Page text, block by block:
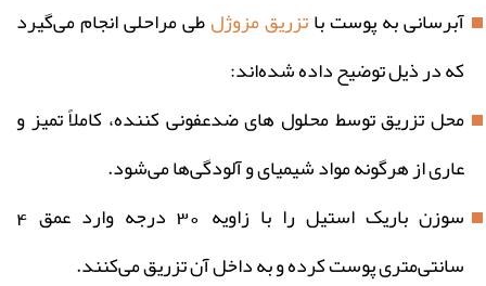
آبرسانی به پوست باتزریق مزوژلطی مراحلی انجام می‌گیرد
که در ذیل توضیح داده شده‌اند:
محل تزریق توسط محلول‌ های ضدعفونی‌ کننده، کاملاً تمیز و
عاری از هرگونه مواد شیمیای و آلودگی‌ها می‌شود.
سوزن باریک استیل را با زاویه 30 درجه وارد عمق 4
سانتی‌متری پوست کرده و به داخل آن تزریق می‌کنند.